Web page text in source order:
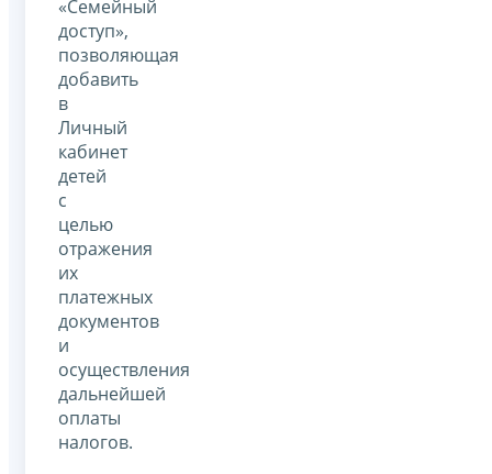
«Семейный
доступ»,
позволяющая
добавить
в
Личный
кабинет
детей
с
целью
отражения
их
платежных
документов
и
осуществления
дальнейшей
оплаты
налогов.